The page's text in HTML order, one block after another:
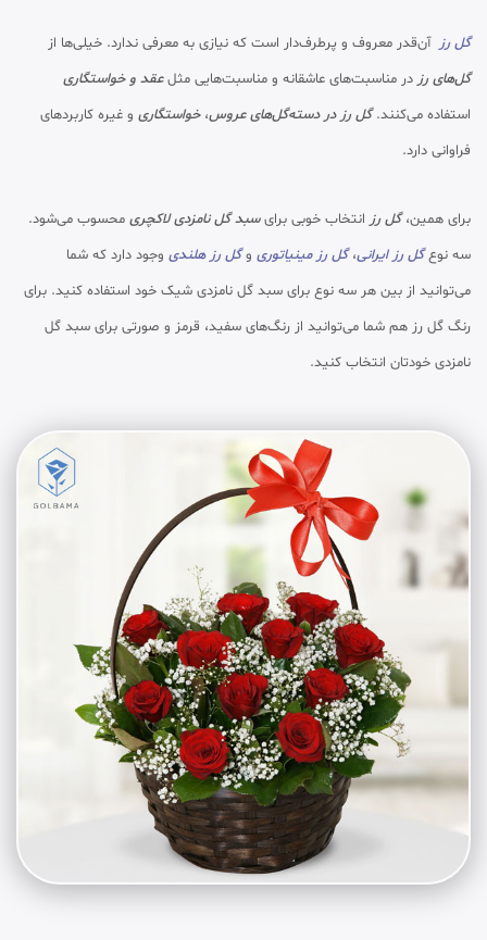
گل رز آن‌قدر معروف و پرطرف‌دار است که نیازی به معرفی ندارد. خیلی‌ها از
گل‌های رزدر مناسبت‌های عاشقانه و مناسبت‌هایی مثلعقد و خواستگاری
استفاده می‌کنند.گل رز در دسته‌گل‌های عروس،خواستگاری و غیره کاربردهای
فراوانی دارد.
برای همین،گل رزانتخاب خوبی برایسبد گل نامزدی لاکچری محسوب می‌شود.
سه نوعگل رز ایرانی،گل رز مینیاتوری وگل رز هلندی وجود دارد که شما
می‌توانید از بین هر سه نوع برای سبد گل نامزدی شیک خود استفاده کنید. برای
رنگ گل رز هم شما می‌توانید از رنگ‌های سفید، قرمز و صورتی برای سبد گل
نامزدی خودتان انتخاب کنید.